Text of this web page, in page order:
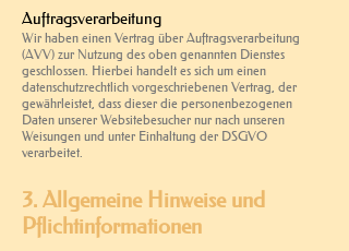
Auftragsverarbeitung
Wir haben einen Vertrag über Auftragsverarbeitung
(AVV) zur Nutzung des oben genannten Dienstes
geschlossen. Hierbei handelt es sich um einen
datenschutzrechtlich vorgeschriebenen Vertrag, der
gewährleistet, dass dieser die personenbezogenen
Daten unserer Websitebesucher nur nach unseren
Weisungen und unter Einhaltung der DSGVO
verarbeitet.
3. Allgemeine Hinweise und
Pflichtinformationen